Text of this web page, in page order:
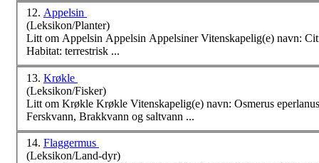
12. Appelsin
(Leksikon/Planter)
Habitat: terrestrisk ...
13. Krøkle
(Leksikon/Fisker)
Ferskvann, Brakkvann og saltvann ...
14. Flaggermus
(Leksikon/Land-dyr)